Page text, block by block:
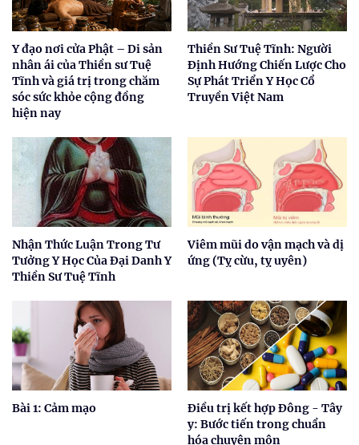
Y đạo nơi cửa Phật – Di sản
nhân ái của Thiền sư Tuệ
Tĩnh và giá trị trong chăm
sóc sức khỏe cộng đồng
hiện nay
Thiền Sư Tuệ Tĩnh: Người
Định Hướng Chiến Lược Cho
Sự Phát Triển Y Học Cổ
Truyền Việt Nam
Nhận Thức Luận Trong Tư
Tưởng Y Học Của Đại Danh Y
Thiền Sư Tuệ Tĩnh
Viêm mũi do vận mạch và dị
ứng (Tỵ cừu, tỵ uyên)
Bài 1: Cảm mạo
Điều trị kết hợp Đông - Tây
y: Bước tiến trong chuẩn
hóa chuyên môn